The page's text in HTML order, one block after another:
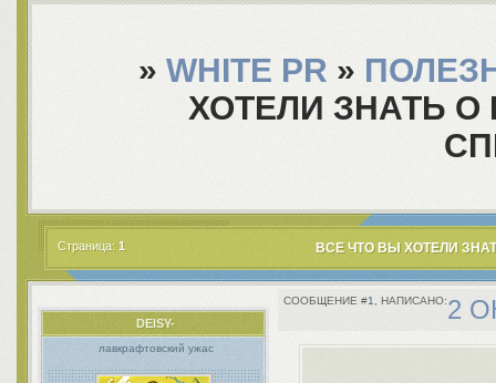
» WHITE PR »
ХОТЕЛИ ЗНАТЬ
ВСЕ ЧТО ВЫ ХОТЕЛИ
Страница: 1
1 2
DEISY-
лавкрафтовский ужас